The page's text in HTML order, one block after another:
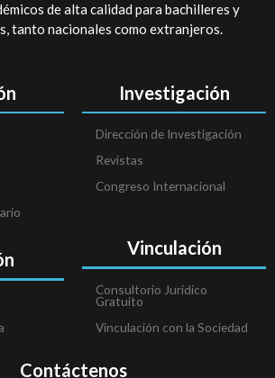
de alta calidad para bachilleres y
tanto nacionales como extranjeros.
Investigación
Dirección de Investigación
Revistas
Congreso Internacional
Vinculación
Consultorio Jurídico
Gratuito
Vinculación con la Sociedad
Contáctenos